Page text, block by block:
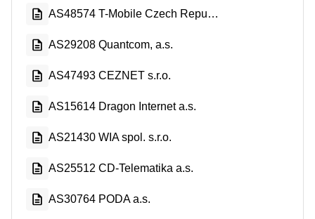
AS48574 T-Mobile Czech Republic a.s.
AS29208 Quantcom, a.s.
AS47493 CEZNET s.r.o.
AS15614 Dragon Internet a.s.
AS21430 WIA spol. s.r.o.
AS25512 CD-Telematika a.s.
AS30764 PODA a.s.